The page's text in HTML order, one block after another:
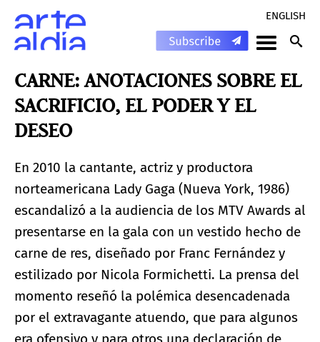
ENGLISH
CARNE: ANOTACIONES SOBRE EL
SACRIFICIO, EL PODER Y EL
DESEO
En 2010 la cantante, actriz y productora
norteamericana Lady Gaga (Nueva York, 1986)
escandalizó a la audiencia de los MTV Awards al
presentarse en la gala con un vestido hecho de
carne de res, diseñado por Franc Fernández y
estilizado por Nicola Formichetti. La prensa del
momento reseñó la polémica desencadenada
por el extravagante atuendo, que para algunos